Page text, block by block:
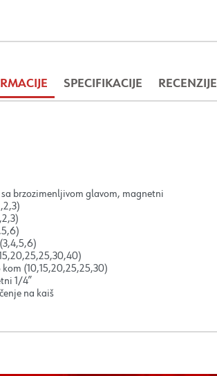
SPECIFIKACIJE RECENZIJE
brzozimenljivom glavom, magnetni
kom (10,15,20,25,25,30)
1/4”
na kaiš